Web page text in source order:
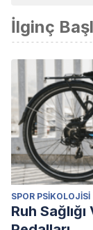
İlginç
SPOR PSIKOLOJISI
Ruh